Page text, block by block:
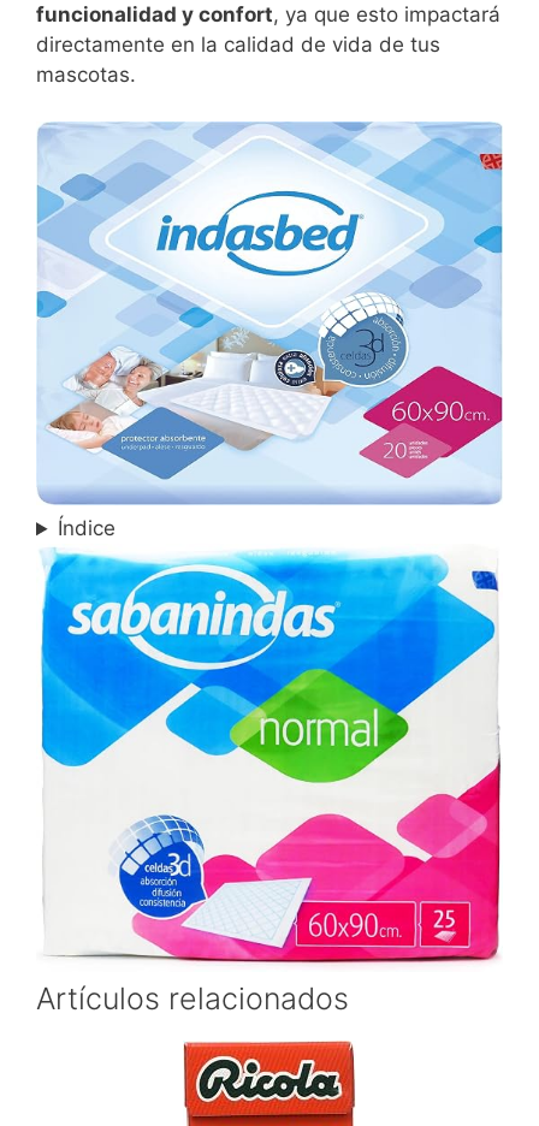
funcionalidad y confort, ya que esto impactará
directamente en la calidad de vida de tus
mascotas.
Índice
Artículos relacionados